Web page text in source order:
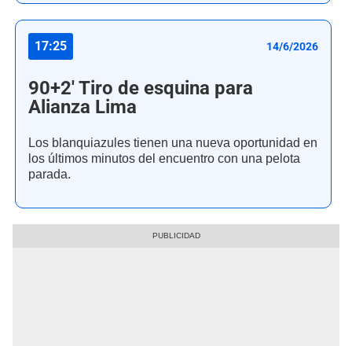
17:25 14/6/2026
90+2' Tiro de esquina para
Alianza Lima
Los blanquiazules tienen una nueva oportunidad en
los últimos minutos del encuentro con una pelota
parada.